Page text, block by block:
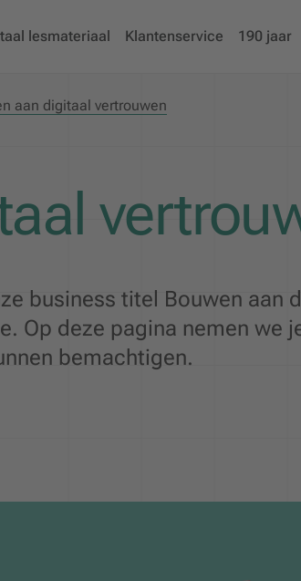
lesmateriaal Klantenservice 190 jaar
aan digitaal vertrouwen
business titel Bouwen aan
Op deze pagina nemen we
bemachtigen.